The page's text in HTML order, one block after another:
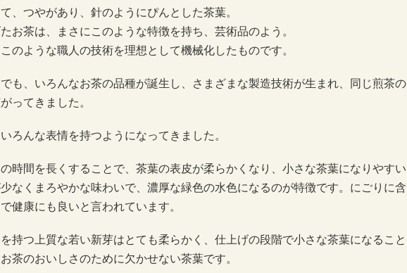
、つやがあり、針のようにぴんとした茶葉。
お茶は、まさにこのような特徴を持ち、芸術品のよう。
のような職人の技術を理想として機械化したものです。
も、いろんなお茶の品種が誕生し、さまざまな製造技術が生まれ、同じ煎茶の
ってきました。
ろんな表情を持つようになってきました。
時間を長くすることで、茶葉の表皮が柔らかくなり、小さな茶葉になりやすい
なくまろやかな味わいで、濃厚な緑色の水色になるのが特徴です。にごりに含
健康にも良いと言われています。
持つ上質な若い新芽はとても柔らかく、仕上げの段階で小さな茶葉になること
茶のおいしさのために欠かせない茶葉です。